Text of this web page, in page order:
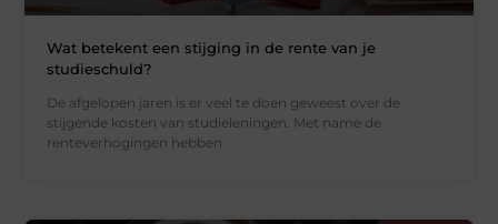
Wat betekent een stijging in de rente van je
studieschuld?
De afgelopen jaren is er veel te doen geweest over de
stijgende kosten van studieleningen. Met name de
renteverhogingen hebben